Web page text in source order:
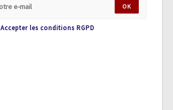
OK
Accepter les conditions RGPD